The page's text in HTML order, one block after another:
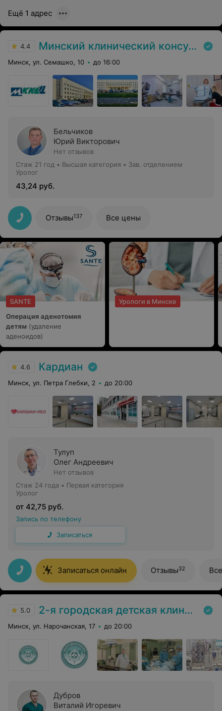
Ещё 1 адрес
4.4 Минский клинический консультативно-диагностический центр
Минск, ул. Семашко, 10 до 16:00
Бельчиков
Юрий Викторович
Нет отзывов
Стаж 21 год • Высшая категория • Зав. отделением
Уролог
43,24 руб.
Отзывы137 Все цены
SANTE
Операция аденотомия
детям (удаление
аденоидов)
Урологи в Минске
4.6 Кардиан
Минск, ул. Петра Глебки, 2 до 20:00
Тулуп
Олег Андреевич
Нет отзывов
Стаж 24 года • Первая категория
Уролог
от 42,75 руб.
Запись по телефону
Записаться
Записаться онлайн Отзывы32
5.0 2-я городская детская клиническая больница
Минск, ул. Нарочанская, 17 до 20:00
Дубров
Виталий Игоревич